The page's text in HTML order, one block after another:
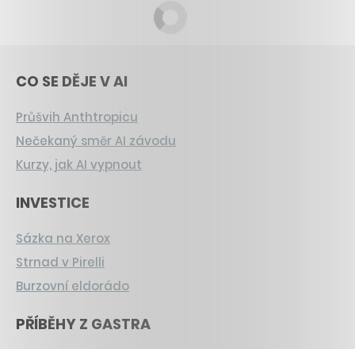
CO SE DĚJE V AI
Průšvih Anthtropicu
Nečekaný směr AI závodu
Kurzy, jak AI vypnout
INVESTICE
Sázka na Xerox
Strnad v Pirelli
Burzovní eldorádo
PŘÍBĚHY Z GASTRA